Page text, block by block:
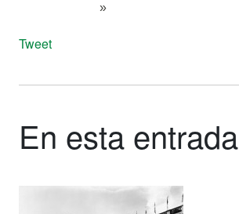
»
Tweet
En esta entrada